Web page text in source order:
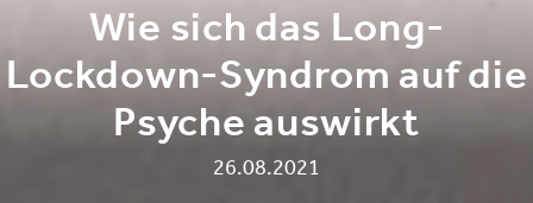
Wie sich das Long-
Lockdown-Syndrom auf die
Psyche auswirkt
26.08.2021